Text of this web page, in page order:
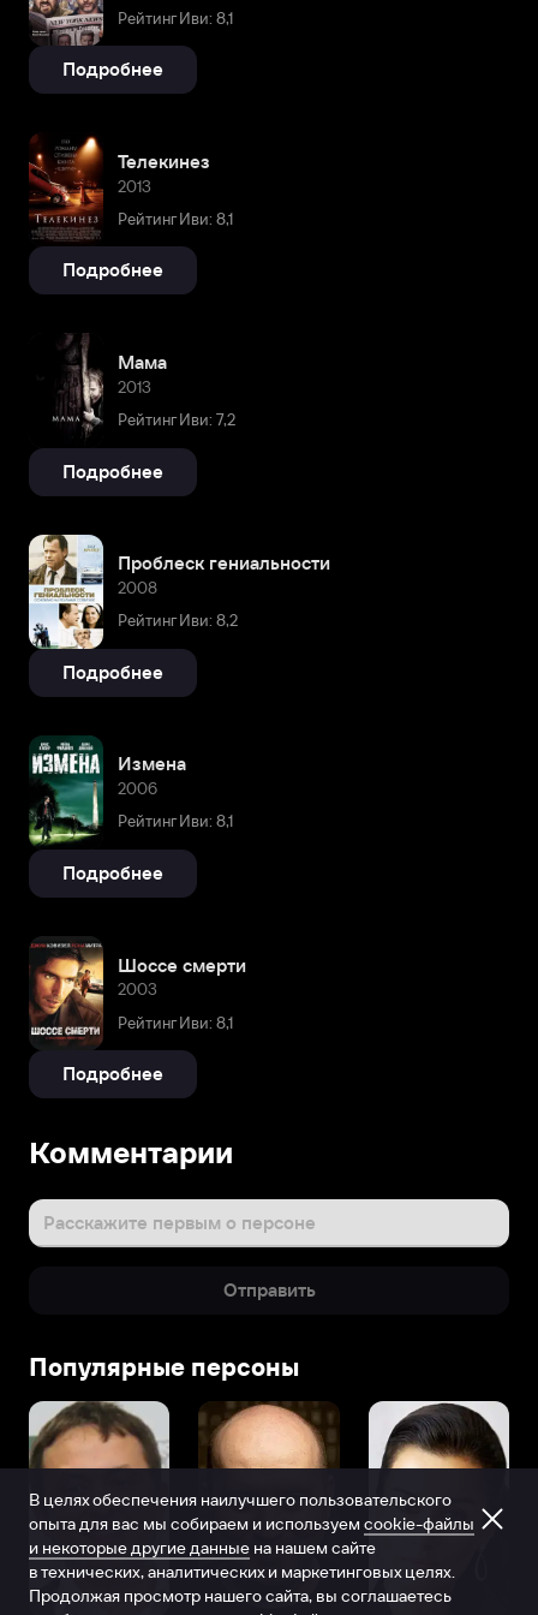
Рейтинг Иви: 8,1
Подробнее
Телекинез
2013
Рейтинг Иви: 8,1
Подробнее
Мама
2013
Рейтинг Иви: 7,2
Подробнее
Проблеск гениальности
2008
Рейтинг Иви: 8,2
Подробнее
Измена
2006
Рейтинг Иви: 8,1
Подробнее
Шоссе смерти
2003
Рейтинг Иви: 8,1
Подробнее
Среди
Секейры
«Проделки
Дауни-
младшим,
«Нечто»
с
Элизабет
Уинстед,
«Мама»
с
Комментарии
Расскажите первым о персоне
Отправить
Популярные персоны
В целях обеспечения наилучшего пользовательского
опыта для вас мы собираем и используем cookie-файлы
и некоторые другие данные на нашем сайте
в технических, аналитических и маркетинговых целях.
Продолжая просмотр нашего сайта, вы соглашаетесь